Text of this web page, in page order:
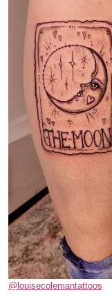
@louisecolemantattoos